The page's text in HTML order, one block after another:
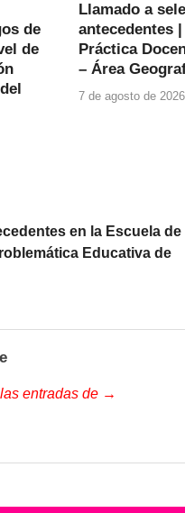
de
de
Llamado a
antecedentes |
Práctica
– Área
7 de agosto de 2026
en la Escuela de
Educativa de
entradas de →